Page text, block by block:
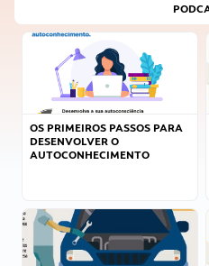
OS PRIMEIROS PASSOS PARA
DESENVOLVER O
AUTOCONHECIMENTO